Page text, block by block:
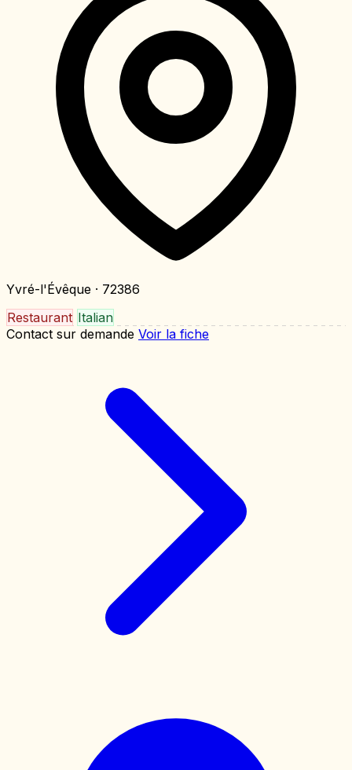
Yvré-l'Évêque · 72386
Restaurant Italian
Contact sur demande Voir la fiche